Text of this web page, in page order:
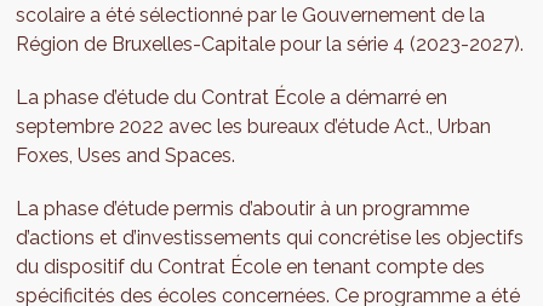
scolaire a été sélectionné par le Gouvernement de la
Région de Bruxelles-Capitale pour la série 4 (2023-2027).
La phase d’étude du Contrat École a démarré en
septembre 2022 avec les bureaux d’étude Act., Urban
Foxes, Uses and Spaces.
La phase d’étude permis d’aboutir à un programme
d’actions et d’investissements qui concrétise les objectifs
du dispositif du Contrat École en tenant compte des
spécificités des écoles concernées. Ce programme a été